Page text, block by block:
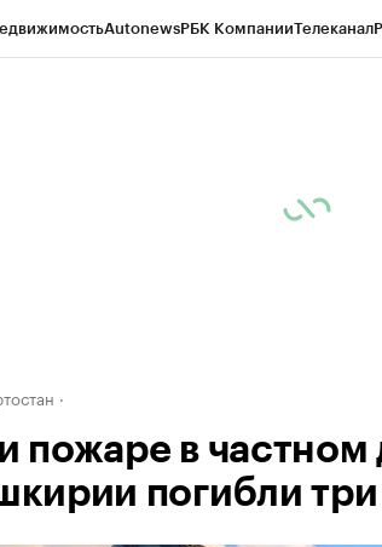
AutonewsРБК КомпанииТелеканал
пожаре в частном
погибли